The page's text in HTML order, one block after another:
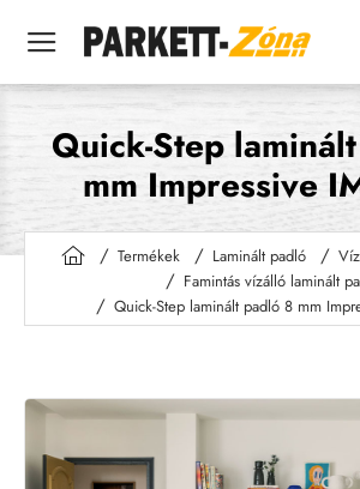
Quick-Step
mm Impressive
h
Termékek Laminált padló
Famintás vízálló laminált
Quick-Step laminált padló 8 mm